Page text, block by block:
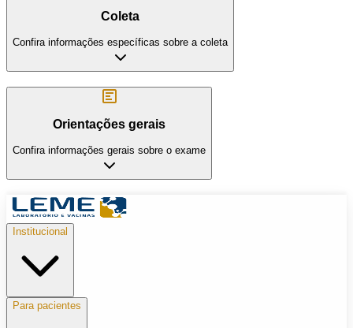
Coleta
Confira informações específicas sobre a coleta
Orientações gerais
Confira informações gerais sobre o exame
Institucional
Para pacientes